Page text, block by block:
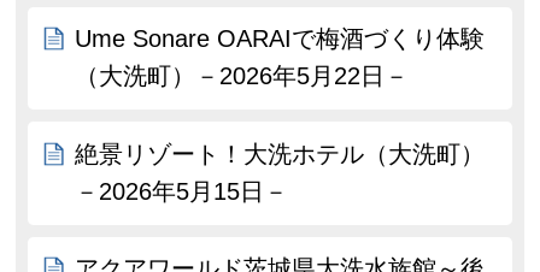
Ume Sonare OARAIで梅酒づくり体験
（大洗町）－2026年5月22日－
絶景リゾート！大洗ホテル（大洗町）
－2026年5月15日－